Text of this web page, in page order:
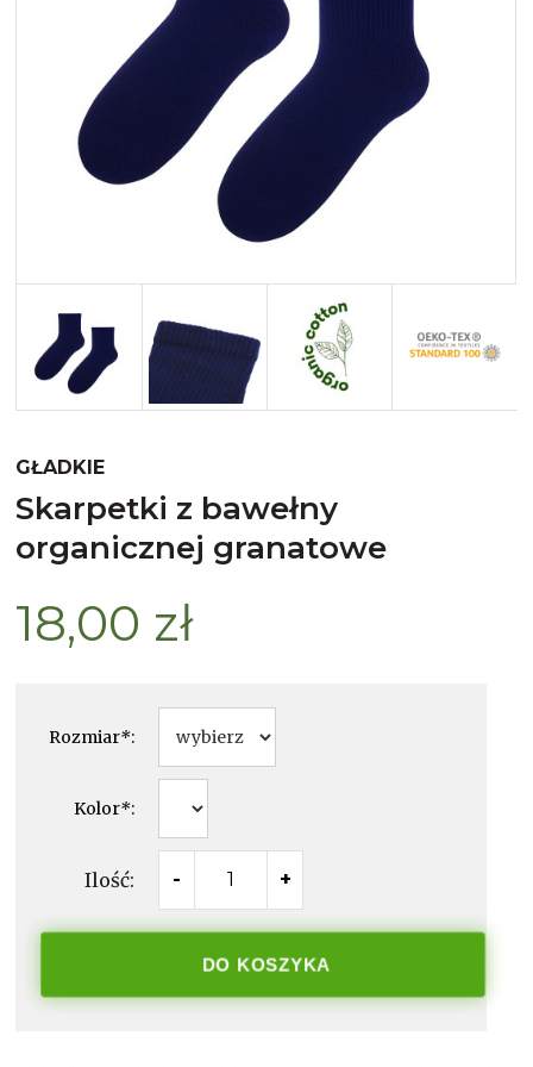
GŁADKIE
skarpetki z bawełny
organicznej granatowe
18,00 zł
Rozmiar*:
Kolor*:
Ilość: - +
DO KOSZYKA
Merynos trekking
Merynos bezuciskowe
Kaszmir
Kaszmir stopki
Bawełna egipska maco
Bawełna merceryzowana